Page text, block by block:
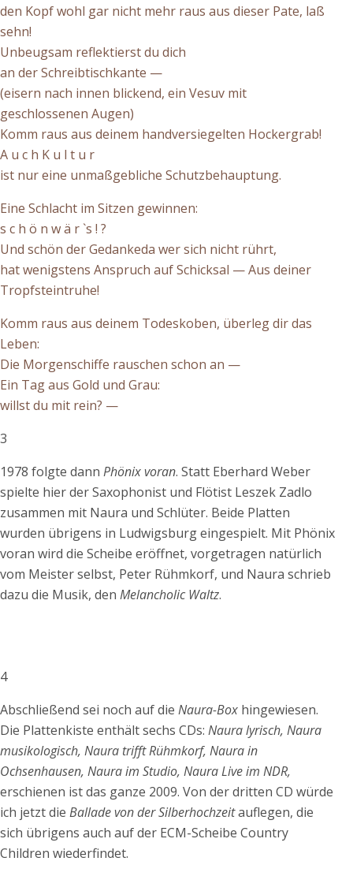
den Kopf wohl gar nicht mehr raus aus dieser Pate, laß
sehn!
Unbeugsam reflektierst du dich
an der Schreibtischkante —
(eisern nach innen blickend, ein Vesuv mit
geschlossenen Augen)
Komm raus aus deinem handversiegelten Hockergrab!
A u c h K u l t u r
ist nur eine unmaßgebliche Schutzbehauptung.
Eine Schlacht im Sitzen gewinnen:
s c h ö n w ä r `s ! ?
Und schön der Gedankeda wer sich nicht rührt,
hat wenigstens Anspruch auf Schicksal — Aus deiner
Tropfsteintruhe!
Komm raus aus deinem Todeskoben, überleg dir das
Leben:
Die Morgenschiffe rauschen schon an —
Ein Tag aus Gold und Grau:
willst du mit rein? —
3
1978 folgte dann Phönix voran. Statt Eberhard Weber
spielte hier der Saxophonist und Flötist Leszek Zadlo
zusammen mit Naura und Schlüter. Beide Platten
wurden übrigens in Ludwigsburg eingespielt. Mit Phönix
voran wird die Scheibe eröffnet, vorgetragen natürlich
vom Meister selbst, Peter Rühmkorf, und Naura schrieb
dazu die Musik, den Melancholic Waltz.
4
Abschließend sei noch auf die Naura-Box hingewiesen.
Die Plattenkiste enthält sechs CDs: Naura lyrisch, Naura
musikologisch, Naura trifft Rühmkorf, Naura in
Ochsenhausen, Naura im Studio, Naura Live im NDR,
erschienen ist das ganze 2009. Von der dritten CD würde
ich jetzt die Ballade von der Silberhochzeitauflegen, die
sich übrigens auch auf der ECM-Scheibe Country
Children wiederfindet.